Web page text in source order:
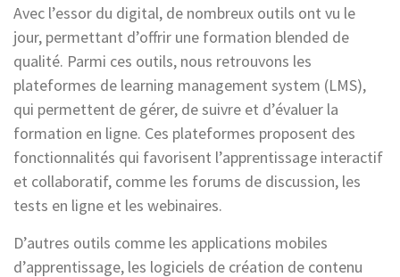
Avec l’essor du digital, de nombreux outils ont vu le
jour, permettant d’offrir une formation blended de
qualité. Parmi ces outils, nous retrouvons les
plateformes de learning management system (LMS),
qui permettent de gérer, de suivre et d’évaluer la
formation en ligne. Ces plateformes proposent des
fonctionnalités qui favorisent l’apprentissage interactif
et collaboratif, comme les forums de discussion, les
tests en ligne et les webinaires.
D’autres outils comme les applications mobiles
d’apprentissage, les logiciels de création de contenu